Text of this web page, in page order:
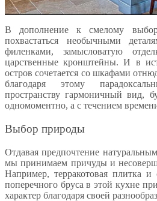
В дополнение к смелому
похвастаться необычными
филенками, замысловатую
царственные кронштейны. И в
остров сочетается со шкафами
благодаря этому
пространству гармоничный вид,
одномоментно, а с течением
Выбор природы
Отдавая предпочтение
мы принимаем причуды и
Например, терракотовая плитка
поперечного бруса в этой кухне
характер благодаря своей